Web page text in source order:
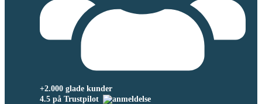
+2.000 glade kunder
4.5 på Trustpilot